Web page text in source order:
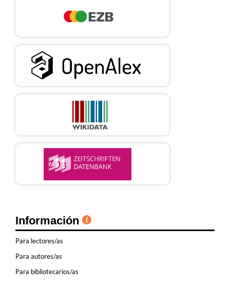
Información
Para lectores/as
Para autores/as
Para bibliotecarios/as